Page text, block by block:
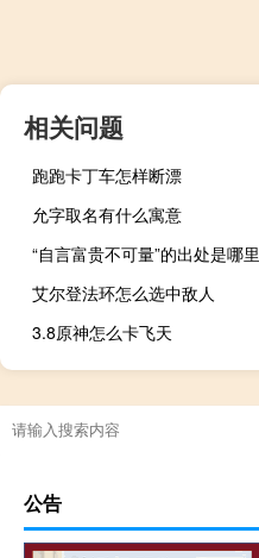
相关问题
跑跑卡丁车怎样断漂
允字取名有什么寓意
“自言富贵不可量”的出处是哪里
艾尔登法环怎么选中敌人
3.8原神怎么卡飞天
公告